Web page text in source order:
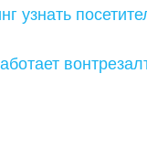
узнать